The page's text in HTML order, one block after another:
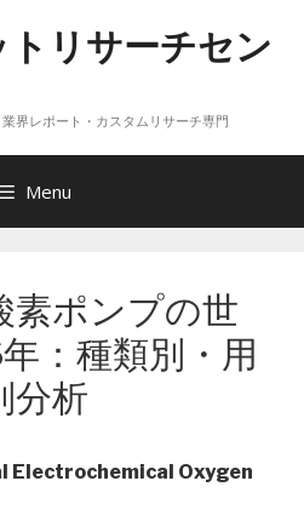
トリサーチセン
界レポート・カスタムリサーチ専門
Menu
素ポンプの世
：種類別・用
分析
Electrochemical Oxygen